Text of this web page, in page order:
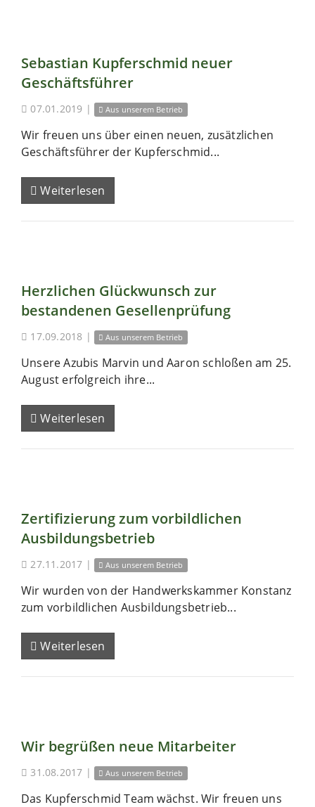
Sebastian Kupferschmid neuer
Geschäftsführer
07.01.2019 | Aus unserem Betrieb
Wir freuen uns über einen neuen, zusätzlichen
Geschäftsführer der Kupferschmid...
Weiterlesen
Herzlichen Glückwunsch zur
bestandenen Gesellenprüfung
17.09.2018 | Aus unserem Betrieb
Unsere Azubis Marvin und Aaron schloßen am 25.
August erfolgreich ihre...
Weiterlesen
Zertifizierung zum vorbildlichen
Ausbildungsbetrieb
27.11.2017 | Aus unserem Betrieb
Wir wurden von der Handwerkskammer Konstanz
zum vorbildlichen Ausbildungsbetrieb...
Weiterlesen
Wir begrüßen neue Mitarbeiter
31.08.2017 | Aus unserem Betrieb
Das Kupferschmid Team wächst. Wir freuen uns